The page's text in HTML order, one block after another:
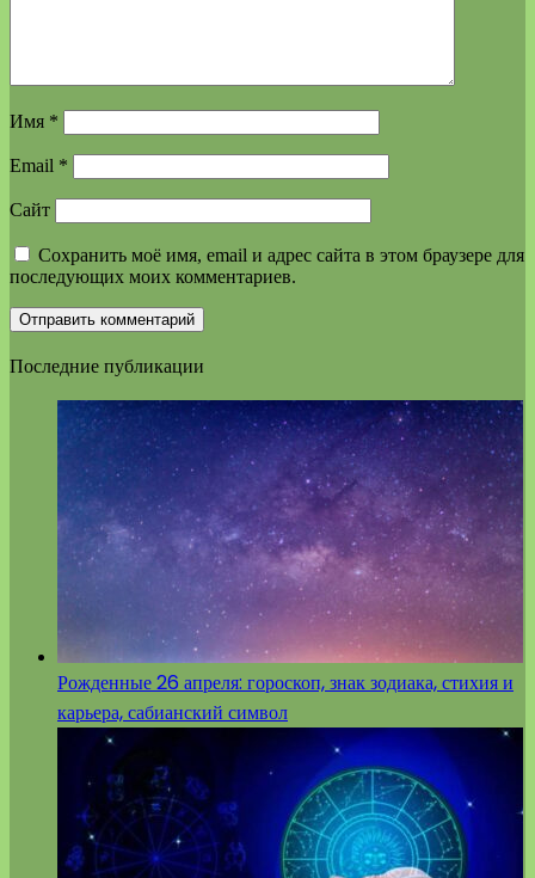
Имя *
Email *
Сайт
Сохранить моё имя, email и адрес сайта в этом браузере для
последующих моих комментариев.
Последние публикации
Рожденные 26 апреля: гороскоп, знак зодиака, стихия и
карьера, сабианский символ